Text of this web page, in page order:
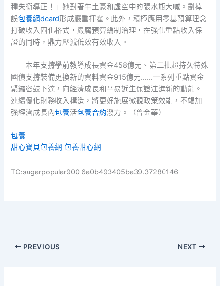
種失衡導正！」她對著牛土豪和虛空中的張水瓶大喊。劃掉
誤包養網dcard形成嚴重揮霍。此外，積極應用零基預算理念
打破收入固化格式，嚴厲預算編制治理，在強化重點收入保
證的同時，鼎力壓減低效有效收入。
本年支撐學前教導成長資金458億元、第二批超持久特殊
國債支撐裝備更換新的資料資金915億元……一系列重點資金
緊鑼密鼓下達，向經濟成長和平易近生保證注進新的動能。
連續優化財務收入構造，將更好施展微觀政策效能，不竭加
強經濟成長內包養活包養合約潑力。（曾金華）
包養
甜心寶貝包養網 包養甜心網
TC:sugarpopular900 6a0b493405ba39.37280146
PREVIOUS NEXT